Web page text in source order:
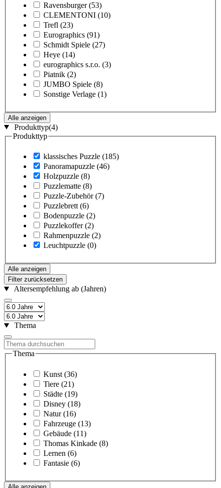
Ravensburger (53)
CLEMENTONI (10)
Trefl (23)
Eurographics (91)
Schmidt Spiele (27)
Heye (14)
eurographics s.r.o. (3)
Piatnik (2)
JUMBO Spiele (8)
Sonstige Verlage (1)
Alle anzeigen
Produkttyp(4)
Produkttyp
klassisches Puzzle (185)
Panoramapuzzle (46)
Holzpuzzle (8)
Puzzlematte (8)
Puzzle-Zubehör (7)
Puzzlebrett (6)
Bodenpuzzle (2)
Puzzlekoffer (2)
Rahmenpuzzle (2)
Leuchtpuzzle (0)
Alle anzeigen
Filter zurücksetzen
Altersempfehlung ab (Jahren)
Thema
Thema
Kunst (36)
Tiere (21)
Städte (19)
Disney (18)
Natur (16)
Fahrzeuge (13)
Gebäude (11)
Thomas Kinkade (8)
Lernen (6)
Fantasie (6)